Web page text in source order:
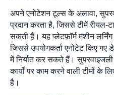
अपने एनोटेशन टूल्स के अलावा,
प्रदान करता है, जिससे टीमें रीयल-
सकती हैं। यह प्लेटफ़ॉर्म मशीन
जिससे उपयोगकर्ता एनोटेट किए गए
में निर्यात कर सकते हैं।
कार्यों पर काम करने वाली टीमों के
है।